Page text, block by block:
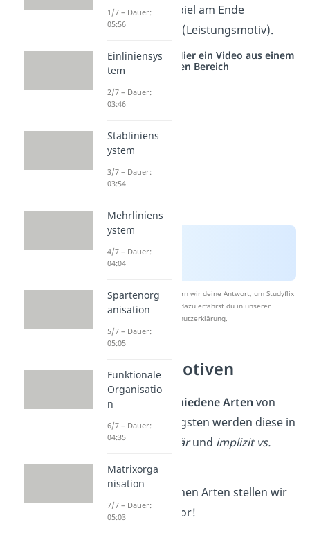
nur, weil sie das Spiel am Ende
gewinnen
möchte (Leistungsmotiv).
Studyflix vernetzt: Hier ein Video aus einem
anderen Bereich
Nach Beantwortung speichern wir deine Antwort, um Studyflix
zu verbessern. Mehr dazu erfährst du in unserer
Datenschutzerklärung.
Arten von Motiven
Es gibt viele verschiedene Arten von
Motiven. Am häufigsten werden diese in
primär vs. sekundärund implizit vs.
explizitunterteilt.
Die unterschiedlichen Arten stellen wir
dir jetzt genauer vor!
1/7 – Dauer:
05:56
Einliniensys
tem
2/7 – Dauer:
03:46
Stabliniens
ystem
3/7 – Dauer:
03:54
Mehrliniens
ystem
4/7 – Dauer:
04:04
Spartenorg
anisation
5/7 – Dauer:
05:05
Funktionale
Organisatio
n
6/7 – Dauer:
04:35
Matrixorga
nisation
7/7 – Dauer:
05:03